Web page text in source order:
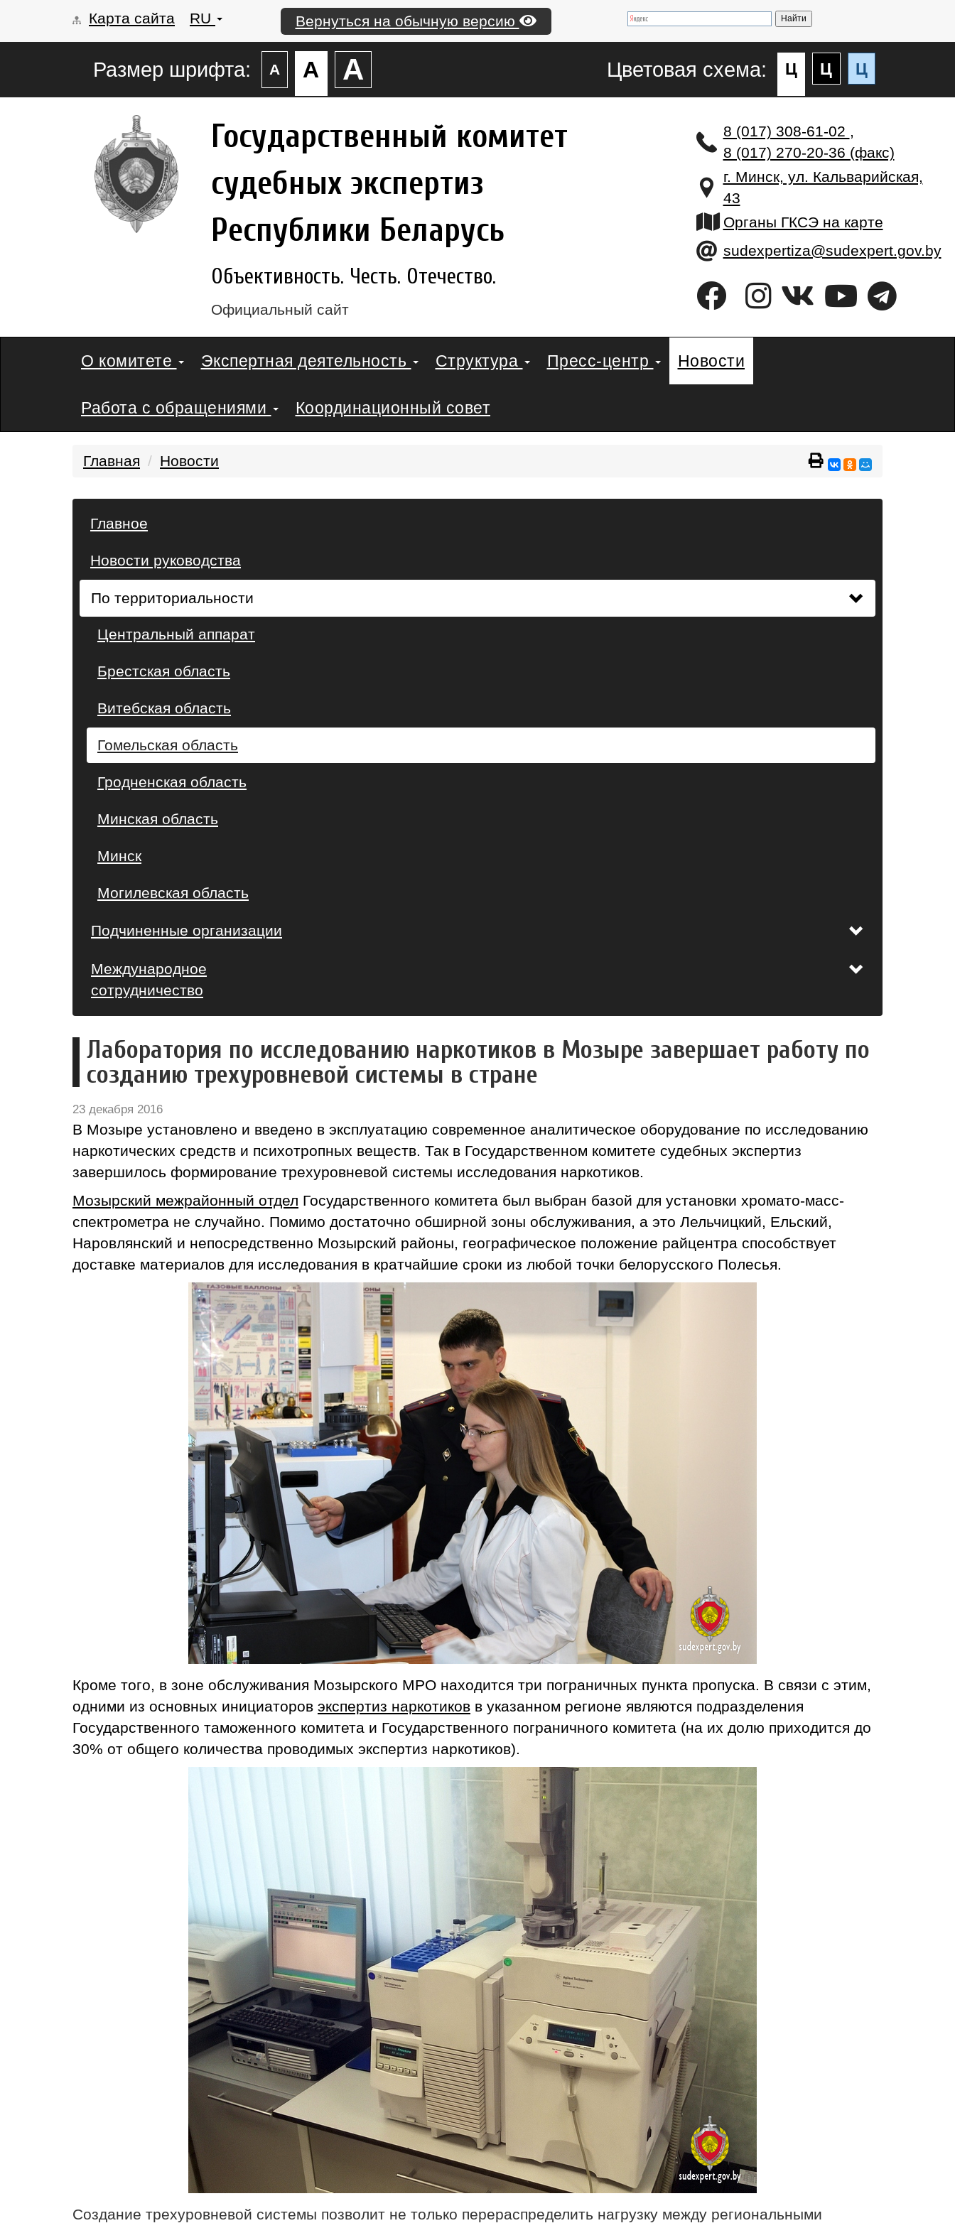
Карта сайта RU Вернуться на обычную версию
Размер шрифта: А А А Цветовая схема: Ц Ц Ц
Государственный комитет
судебных экспертиз
Республики Беларусь
Объективность. Честь. Отечество.
Официальный сайт
8 (017) 308-61-02 ,
8 (017) 270-20-36 (факс)
г. Минск, ул. Кальварийская,
43
Органы ГКСЭ на карте
sudexpertiza@sudexpert.gov.by
О комитете Экспертная деятельность Структура Пресс-центр Новости
Работа с обращениями Координационный совет
Главная Новости
Главное
Новости руководства
По территориальности
Центральный аппарат
Брестская область
Витебская область
Гомельская область
Гродненская область
Минская область
Минск
Могилевская область
Подчиненные организации
Международное
сотрудничество
Лаборатория по исследованию наркотиков в Мозыре завершает работу по
созданию трехуровневой системы в стране
23 декабря 2016
В Мозыре установлено и введено в эксплуатацию современное аналитическое оборудование по исследованию
наркотических средств и психотропных веществ. Так в Государственном комитете судебных экспертиз
завершилось формирование трехуровневой системы исследования наркотиков.
Мозырский межрайонный отдел Государственного комитета был выбран базой для установки хромато-масс-
спектрометра не случайно. Помимо достаточно обширной зоны обслуживания, а это Лельчицкий, Ельский,
Наровлянский и непосредственно Мозырский районы, географическое положение райцентра способствует
доставке материалов для исследования в кратчайшие сроки из любой точки белорусского Полесья.
Кроме того, в зоне обслуживания Мозырского МРО находится три пограничных пункта пропуска. В связи с этим,
одними из основных инициаторов экспертиз наркотиков в указанном регионе являются подразделения
Государственного таможенного комитета и Государственного пограничного комитета (на их долю приходится до
30% от общего количества проводимых экспертиз наркотиков).
Создание трехуровневой системы позволит не только перераспределить нагрузку между региональными